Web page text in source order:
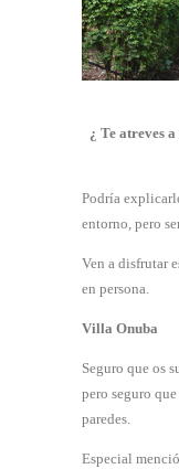
¿ Te atreves
Podría
entorno, pero
Ven a disfrutar
en persona.
Villa Onuba
Seguro que os
pero seguro
paredes.
Especial